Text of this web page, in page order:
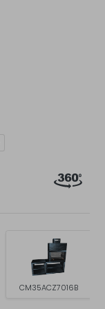
CM35ACZ7016B